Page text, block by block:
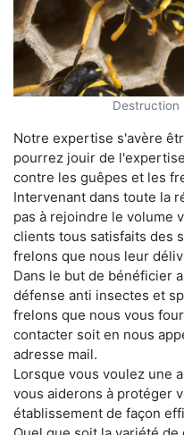
Destruction
Notre expertise s'avère
pourrez jouir de
contre les guêpes et les
Intervenant dans toute la
pas à rejoindre le volume
clients tous satisfaits des
frelons que nous leur
Dans le but de bénéficier
défense anti insectes et
frelons que nous vous
contacter soit en nous
adresse mail.
Lorsque vous voulez une
vous aiderons à protéger
établissement de façon